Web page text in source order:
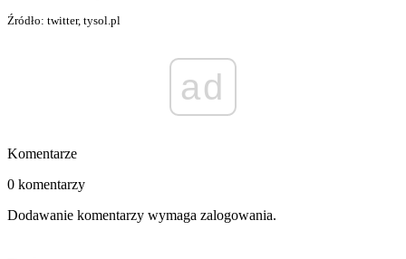
Źródło: twitter, tysol.pl
ad
Komentarze
0 komentarzy
Dodawanie komentarzy wymaga zalogowania.